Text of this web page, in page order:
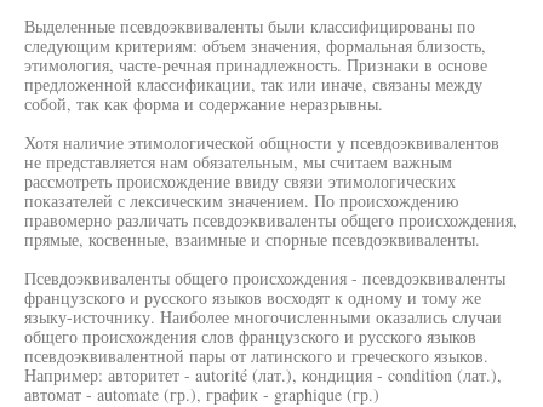
Выделенные псевдоэквиваленты были классифицированы по
следующим критериям: объем значения, формальная близость,
этимология, часте-речная принадлежность. Признаки в основе
предложенной классификации, так или иначе, связаны между
собой, так как форма и содержание неразрывны.
Хотя наличие этимологической общности у псевдоэквивалентов
не представляется нам обязательным, мы считаем важным
рассмотреть происхождение ввиду связи этимологических
показателей с лексическим значением. По происхождению
правомерно различать псевдоэквиваленты общего происхождения,
прямые, косвенные, взаимные и спорные псевдоэквиваленты.
Псевдоэквиваленты общего происхождения - псевдоэквиваленты
французского и русского языков восходят к одному и тому же
языку-источнику. Наиболее многочисленными оказались случаи
общего происхождения слов французского и русского языков
псевдоэквивалентной пары от латинского и греческого языков.
Например: авторитет - autorité (лат.), кондиция - condition (лат.),
автомат - automate (гр.), график - graphique (гр.)